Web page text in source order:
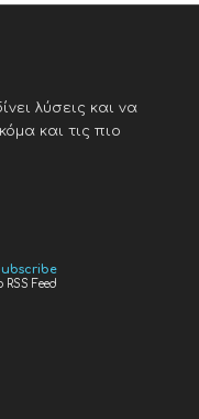
λύσεις και να
και τις πιο
RSS Feed